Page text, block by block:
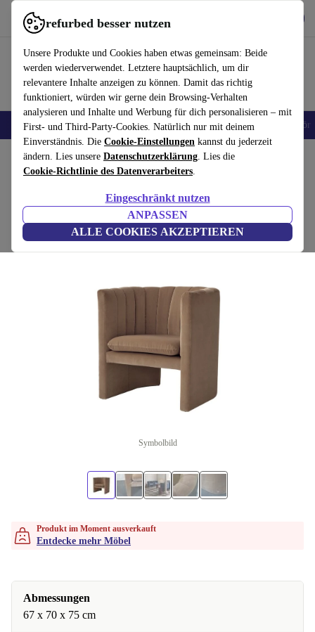
refurbed besser nutzen
Unsere Produkte und Cookies haben etwas gemeinsam: Beide
werden wiederverwendet. Letztere hauptsächlich, um dir
relevantere Inhalte anzeigen zu können. Damit das richtig
funktioniert, würden wir gerne dein Browsing-Verhalten
analysieren und Inhalte und Werbung für dich personalisieren – mit
First- und Third-Party-Cookies. Natürlich nur mit deinem
Einverständnis. Die Cookie-Einstellungen kannst du jederzeit
ändern. Lies unsere Datenschutzerklärung. Lies die
Cookie-Richtlinie des Datenverarbeiters.
Eingeschränkt nutzen
ANPASSEN
ALLE COOKIES AKZEPTIEREN
refurbed schnell und einfach nutzen
🎒 Back to school Handys Laptops Tablets Smartwatches Zubehör
Home Produkte Haushalt Möbel
Loafer SC23 Sessel Samt Marron
Taupe
(Bewertungen werden gesammelt)
Symbolbild
Produkt im Moment ausverkauft
Entdecke mehr Möbel
Abmessungen
67 x 70 x 75 cm